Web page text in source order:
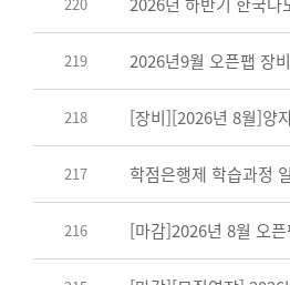
219 2026년9월 오픈팹 장
218 [장비][2026년 8월]양
217 학점은행제 학습과정
216 [마감]2026년 8월 오